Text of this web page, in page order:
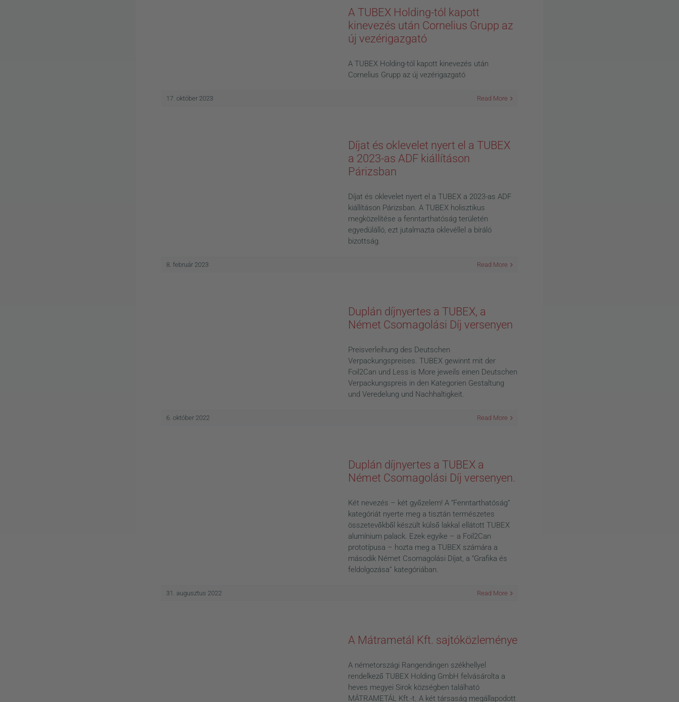
A TUBEX Holding-tól kapott
kinevezés után Cornelius Grupp az
új vezérigazgató
A TUBEX Holding-tól kapott kinevezés után
Cornelius Grupp az új vezérigazgató
17. október 2023 Read More
Díjat és oklevelet nyert el a TUBEX
a 2023-as ADF kiállításon
Párizsban
Díjat és oklevelet nyert el a TUBEX a 2023-as ADF
kiállításon Párizsban. A TUBEX holisztikus
megközelítése a fenntarthatóság területén
egyedülálló, ezt jutalmazta oklevéllel a bíráló
bizottság.
8. február 2023 Read More
Duplán díjnyertes a TUBEX, a
Német Csomagolási Díj versenyen
Preisverleihung des Deutschen
Verpackungspreises. TUBEX gewinnt mit der
Foil2Can und Less is More jeweils einen Deutschen
Verpackungspreis in den Kategorien Gestaltung
und Veredelung und Nachhaltigkeit.
6. október 2022 Read More
Duplán díjnyertes a TUBEX a
Német Csomagolási Díj versenyen.
Két nevezés – két győzelem! A “Fenntarthatóság”
kategóriát nyerte meg a tisztán természetes
összetevőkből készült külső lakkal ellátott TUBEX
alumínium palack. Ezek egyike – a Foil2Can
prototípusa – hozta meg a TUBEX számára a
második Német Csomagolási Díjat, a “Grafika és
feldolgozása” kategóriában.
31. augusztus 2022 Read More
A Mátrametál Kft. sajtóközleménye
A németországi Rangendingen székhellyel
rendelkező TUBEX Holding GmbH felvásárolta a
heves megyei Sirok községben található
MÁTRAMETÁL Kft.-t. A két társaság megállapodott